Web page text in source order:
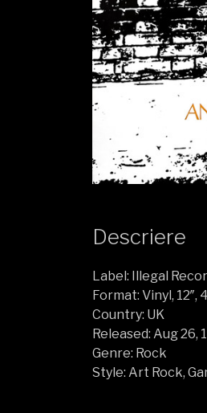
Descriere
Label: Illegal
Format: Vinyl, 12″,
Country: UK
Released: Aug 26,
Genre: Rock
Style: Art Rock,